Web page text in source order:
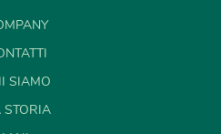
SIAMO
STORIA